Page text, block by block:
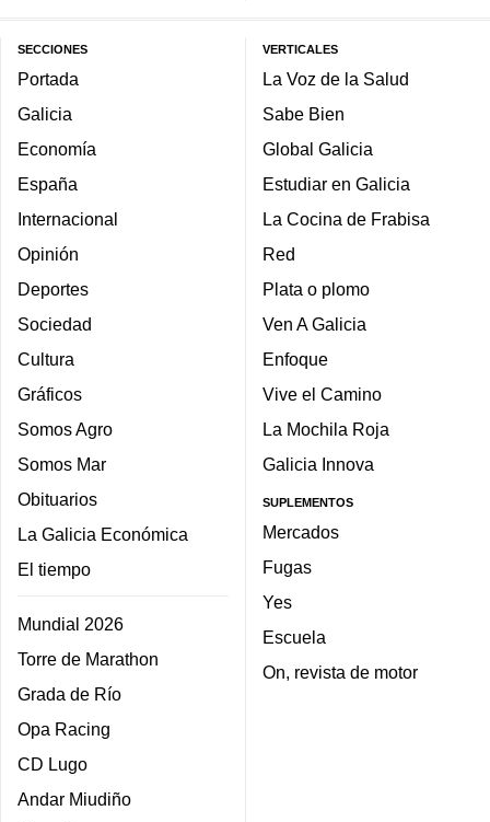
SECCIONES
Portada
Galicia
Economía
España
Internacional
Opinión
Deportes
Sociedad
Cultura
Gráficos
Somos Agro
Somos Mar
Obituarios
La Galicia Económica
El tiempo
Mundial 2026
Torre de Marathon
Grada de Río
Opa Racing
CD Lugo
Andar Miudiño
VERTICALES
La Voz de la Salud
Sabe Bien
Global Galicia
Estudiar en Galicia
La Cocina de Frabisa
Red
Plata o plomo
Ven A Galicia
Enfoque
Vive el Camino
La Mochila Roja
Galicia Innova
SUPLEMENTOS
Mercados
Fugas
Yes
Escuela
On, revista de motor